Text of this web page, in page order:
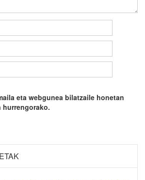
eta webgunea bilatzaile honetan
hurrengorako.